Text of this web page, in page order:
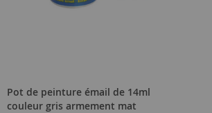
Pot de peinture émail de 14ml
couleur gris armement mat